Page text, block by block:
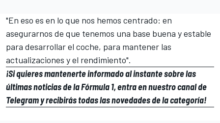
"En eso es en lo que nos hemos centrado: en
asegurarnos de que tenemos una base buena y estable
para desarrollar el coche, para mantener las
actualizaciones y el rendimiento".
¡Si quieres mantenerte informado al instante sobre las
últimas noticias de la Fórmula 1, entra ennuestro canal de
Telegramy recibirás todas las novedades de la categoría!